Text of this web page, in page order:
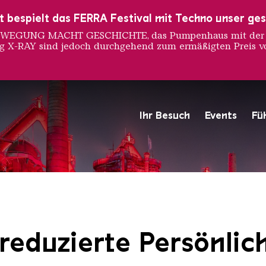
Ihr Besuch Events
Hochofengruppe in Rot
Copyright: Weltkulturerbe
bespielt das FERRA Festival mit Techno unser
MACHT GESCHICHTE, das Pumpenhaus mit
RAY sind jedoch durchgehend zum ermäßigten Preis